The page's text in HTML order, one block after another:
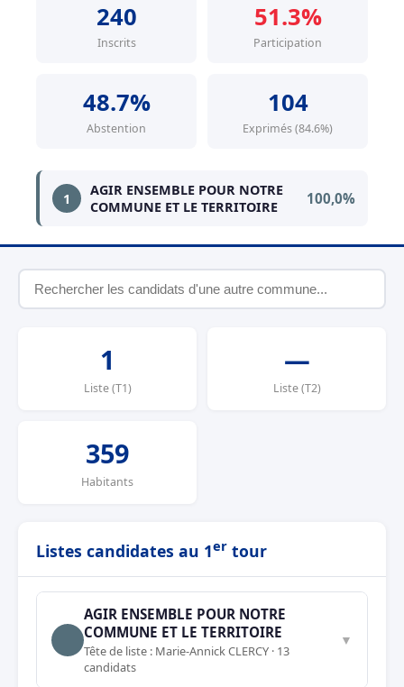
240
Inscrits
51.3%
Participation
48.7%
Abstention
104
Exprimés (84.6%)
1
AGIR ENSEMBLE POUR NOTRE
COMMUNE ET LE TERRITOIRE
100,0%
1
Liste (T1)
—
Liste (T2)
359
Habitants
Listes candidates au 1er tour
AGIR ENSEMBLE POUR NOTRE
COMMUNE ET LE TERRITOIRE
Tête de liste : Marie-Annick CLERCY · 13
candidats
▼